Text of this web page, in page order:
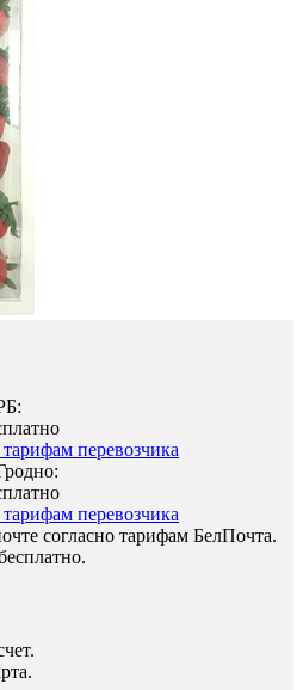
перевозчика
перевозчика
согласно тарифам БелПочта.